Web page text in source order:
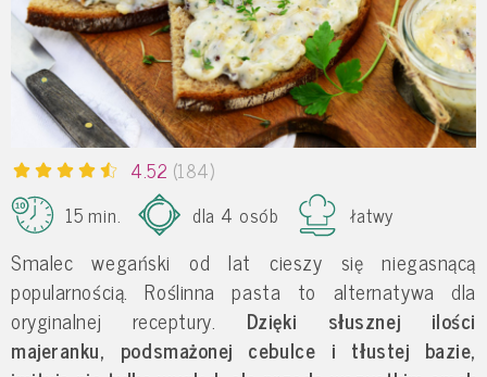
4.52 (184)
15 min.
dla 4 osób łatwy
Smalec wegański od lat cieszy się niegasnącą
popularnością. Roślinna pasta to alternatywa dla
oryginalnej receptury. Dzięki słusznej ilości
majeranku, podsmażonej cebulce i tłustej bazie,